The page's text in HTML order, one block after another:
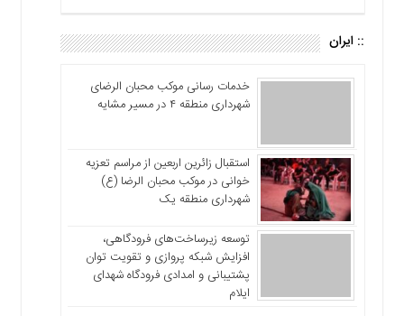
:: ایران
خدمات رسانی موکب محبان الرضای
شهرداری منطقه ۴ در مسیر مشایه
استقبال زائرین اربعین از مراسم تعزیه
خوانی در موکب محبان الرضا (ع)
شهرداری منطقه یک
توسعه زیرساخت‌های فرودگاهی،
افزایش شبکه پروازی و تقویت توان
پشتیبانی و امدادی فرودگاه شهدای
ایلام